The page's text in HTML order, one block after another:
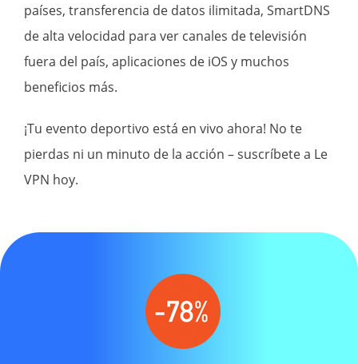
países, transferencia de datos ilimitada, SmartDNS
de alta velocidad para ver canales de televisión
fuera del país, aplicaciones de iOS y muchos
beneficios más.
¡Tu evento deportivo está en vivo ahora! No te
pierdas ni un minuto de la acción – suscríbete a Le
VPN hoy.